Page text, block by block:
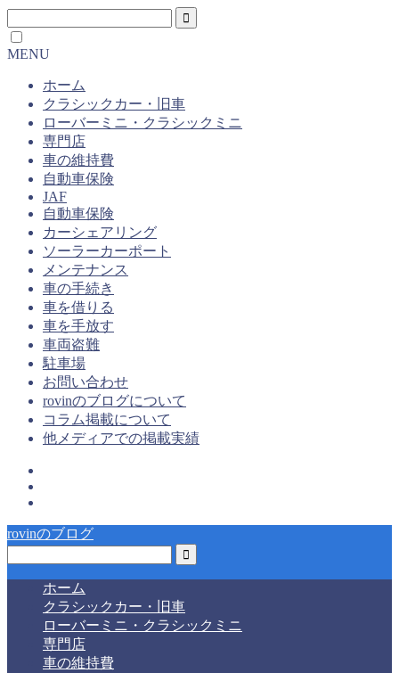
MENU
ホーム
クラシックカー・旧車
ローバーミニ・クラシックミニ
専門店
車の維持費
自動車保険
JAF
自動車保険
カーシェアリング
ソーラーカーポート
メンテナンス
車の手続き
車を借りる
車を手放す
車両盗難
駐車場
お問い合わせ
rovinのブログについて
コラム掲載について
他メディアでの掲載実績
rovinのブログ
ホーム
クラシックカー・旧車
ローバーミニ・クラシックミニ
専門店
車の維持費